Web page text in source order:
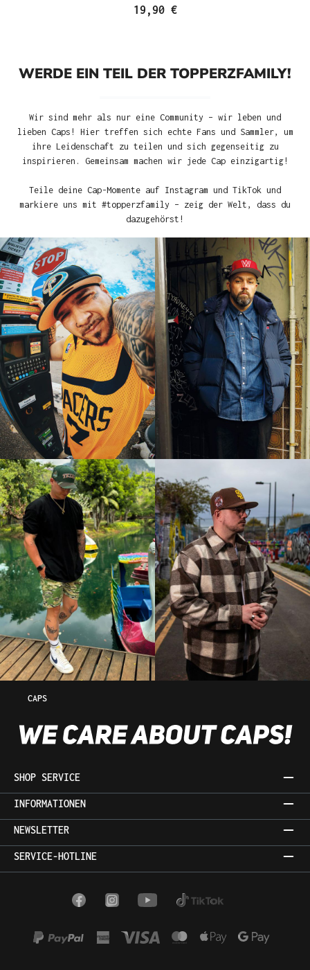
19,90 €
WERDE EIN TEIL DER TOPPERZFAMILY!
Wir sind mehr als nur eine Community – wir leben und
lieben Caps! Hier treffen sich echte Fans und Sammler, um
ihre Leidenschaft zu teilen und sich gegenseitig zu
inspirieren. Gemeinsam machen wir jede Cap einzigartig!
Teile deine Cap-Momente auf Instagram und TikTok und
markiere uns mit #topperzfamily – zeig der Welt, dass du
dazugehörst!
CAPS
SHOP SERVICE
INFORMATIONEN
NEWSLETTER
SERVICE-HOTLINE